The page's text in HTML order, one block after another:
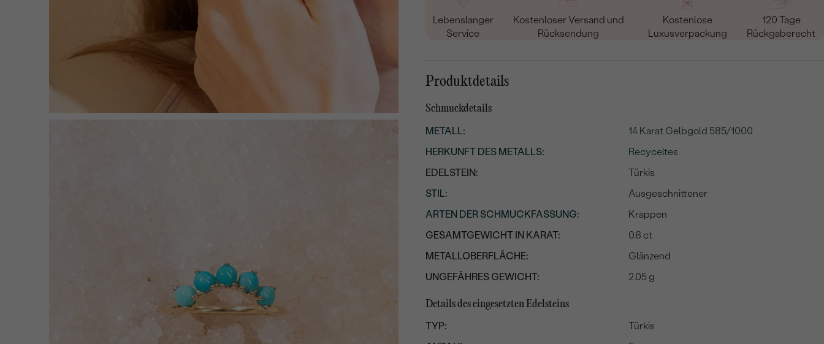
Lebenslanger
Service
Kostenloser Versand und
Rücksendung
Kostenlose
Luxusverpackung
120 Tage
Rückgaberecht
Produktdetails
Schmuckdetails
METALL:
14 Karat Gelbgold 585/1000
HERKUNFT DES METALLS:
Recyceltes
EDELSTEIN:
Türkis
STIL:
Ausgeschnittener
ARTEN DER SCHMUCKFASSUNG:
Krappen
GESAMTGEWICHT IN KARAT:
0.6 ct
METALLOBERFLÄCHE:
Glänzend
UNGEFÄHRES GEWICHT:
2.05 g
Details des eingesetzten Edelsteins
TYP:
Türkis